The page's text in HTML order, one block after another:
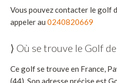
Vous pouvez contacter le golf
appeler au 0240820669
⟩ Où se trouve le Golf
Ce golf se trouve en France,
(44). Son adresse précise est